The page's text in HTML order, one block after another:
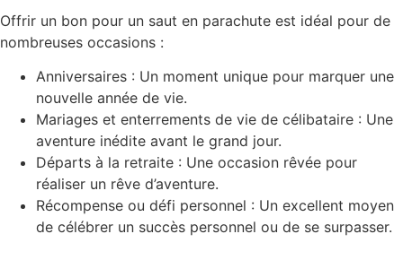
Offrir un bon pour un saut en parachute est idéal pour de
nombreuses occasions :
Anniversaires : Un moment unique pour marquer une
nouvelle année de vie.
Mariages et enterrements de vie de célibataire : Une
aventure inédite avant le grand jour.
Départs à la retraite : Une occasion rêvée pour
réaliser un rêve d’aventure.
Récompense ou défi personnel : Un excellent moyen
de célébrer un succès personnel ou de se surpasser.